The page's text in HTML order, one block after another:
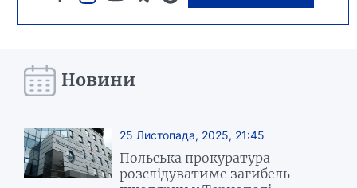
Новини
25 Листопада, 2025, 21:45
Польська прокуратура
розслідуватиме загибель